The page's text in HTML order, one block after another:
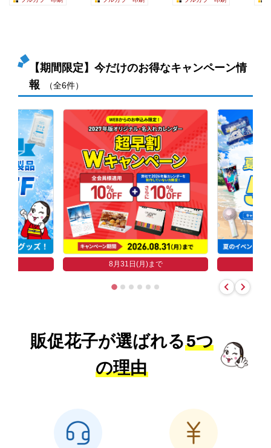
【期間限定】今だけのお得なキャンペーン情
報
（全6件）
8月31日(月)まで
販促花子が選ばれる5つ
の理由